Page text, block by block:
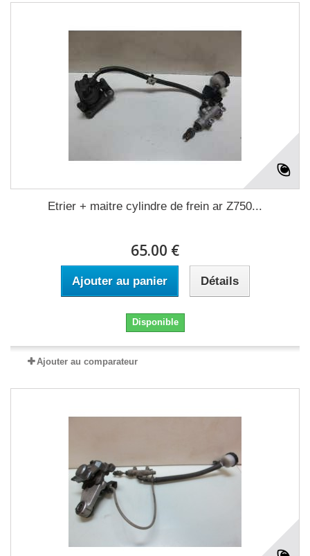
Etrier + maitre cylindre de frein ar Z750...
65.00 €
Ajouter au panier Détails
Disponible
Ajouter au comparateur